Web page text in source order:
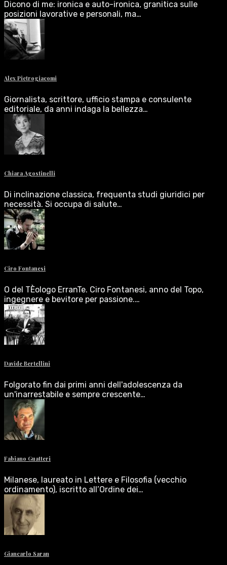
Dicono di me: ironica e auto-ironica, granitica sulle
posizioni lavorative e personali, ma…
Alex Pietrogiacomi
Giornalista, scrittore, ufficio stampa e consulente
editoriale, da anni indaga la bellezza…
Chiara Agostinelli
Di inclinazione classica, frequenta studi giuridici per
necessità. Si occupa di salute…
Ciro Fontanesi
O del TÈologo ErranTe. Ciro Fontanesi, anno del Topo,
ingegnere e bevitore per passione.…
Davide Bertellini
Folgorato fin dai primi anni dell'adolescenza da
un'inarrestabile e sempre crescente…
Fabiano Guatteri
Milanese, laureato in Lettere e Filosofia (vecchio
ordinamento), iscritto all’Ordine dei…
Giancarlo Saran